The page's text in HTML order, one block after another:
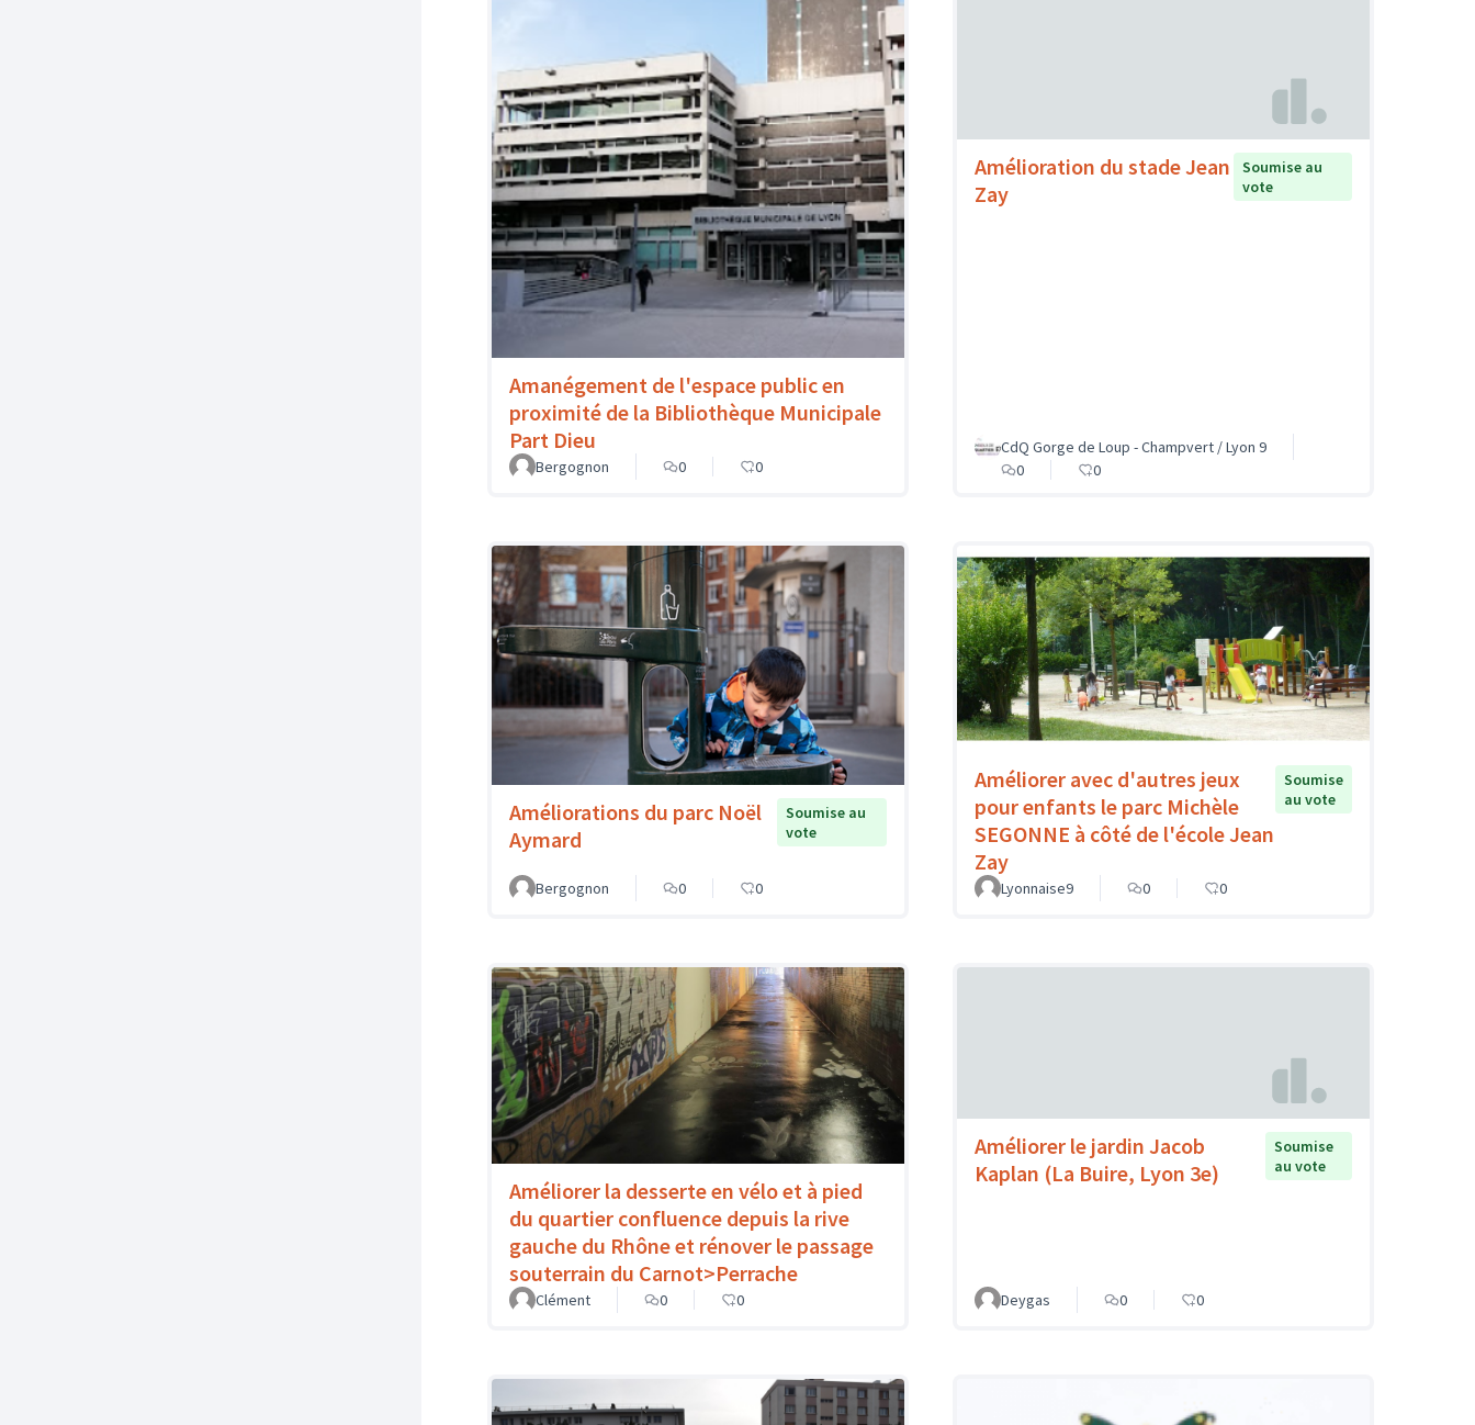
Amanégement de l'espace public en
proximité de la Bibliothèque Municipale
Part Dieu
Bergognon 0 0
Amélioration du stade Jean
Zay
Soumise au
vote
CdQ Gorge de Loup - Champvert / Lyon 9
0
0
Améliorations du parc Noël
Aymard
Soumise au
vote
Bergognon 0 0
Améliorer avec d'autres jeux
pour enfants le parc Michèle
SEGONNE à côté de l'école Jean
Zay
Soumise
au vote
Lyonnaise9 0 0
Améliorer la desserte en vélo et à pied
du quartier confluence depuis la rive
gauche du Rhône et rénover le passage
souterrain du Carnot>Perrache
Clément 0 0
Améliorer le jardin Jacob
Kaplan (La Buire, Lyon 3e)
Soumise
au vote
Deygas 0 0